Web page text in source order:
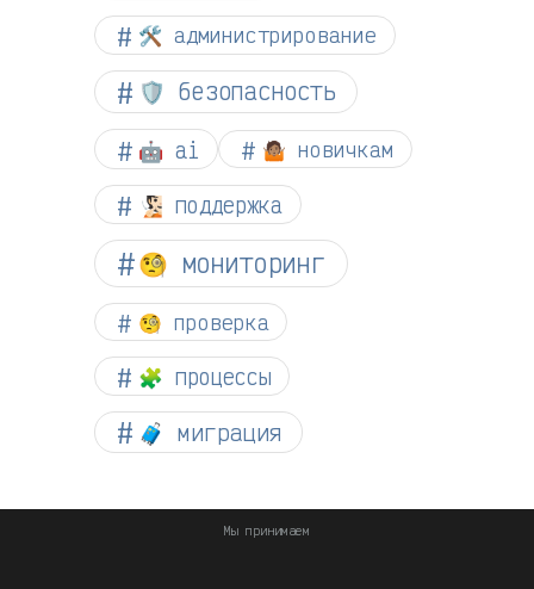
🛠️ администрирование
🛡️ безопасность
🤖 ai 🤷🏽 новичкам
🧏🏻 поддержка
🧐 мониторинг
🧐 проверка
🧩 процессы
🧳 миграция
Мы принимаем